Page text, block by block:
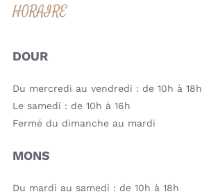
HORAIRE
DOUR
Du mercredi au vendredi : de 10h à 18h
Le samedi : de 10h à 16h
Fermé du dimanche au mardi
MONS
Du mardi au samedi : de 10h à 18h